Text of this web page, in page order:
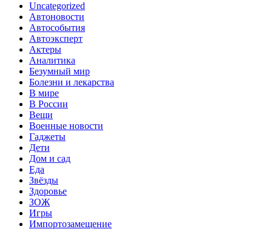
Uncategorized
Автоновости
Автособытия
Автоэксперт
Актеры
Аналитика
Безумный мир
Болезни и лекарства
В мире
В России
Вещи
Военные новости
Гаджеты
Дети
Дом и сад
Еда
Звёзды
Здоровье
ЗОЖ
Игры
Импортозамещение